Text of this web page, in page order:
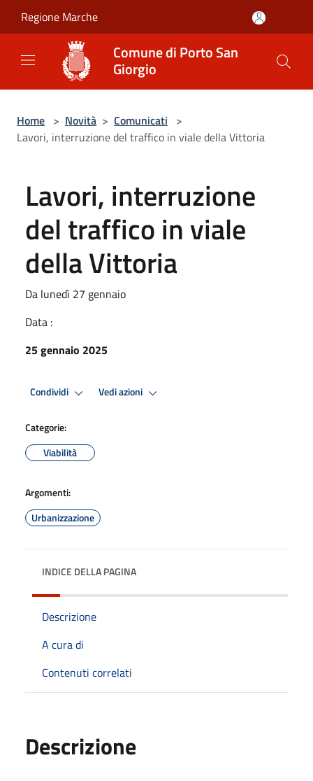
Regione Marche
Comune di Porto San
Giorgio
Home > Novità > Comunicati >
Lavori, interruzione del traffico in viale della Vittoria
Lavori, interruzione
del traffico in viale
della Vittoria
Da lunedì 27 gennaio
Data :
25 gennaio 2025
Condividi Vedi azioni
Categorie:
Viabilità
Argomenti:
Urbanizzazione
INDICE DELLA PAGINA
Descrizione
A cura di
Contenuti correlati
Descrizione